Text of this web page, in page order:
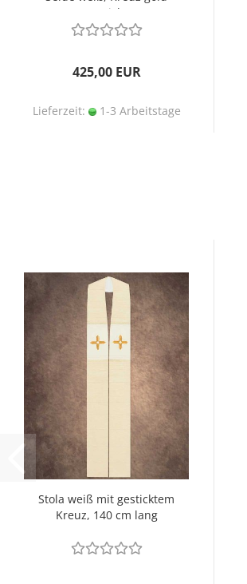
gestickt
425,00 EUR
Lieferzeit: 1-3 Arbeitstage
Stola weiß mit gesticktem
Kreuz, 140 cm lang